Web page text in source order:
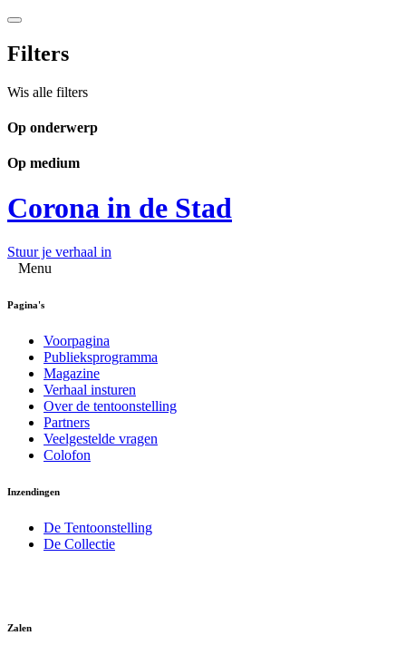
Filters
Wis alle filters
Op onderwerp
Op medium
Corona in de Stad
Stuur je verhaal in
Menu
Pagina's
Voorpagina
Publieksprogramma
Magazine
Verhaal insturen
Over de tentoonstelling
Partners
Veelgestelde vragen
Colofon
Inzendingen
De Tentoonstelling
De Collectie
Zalen